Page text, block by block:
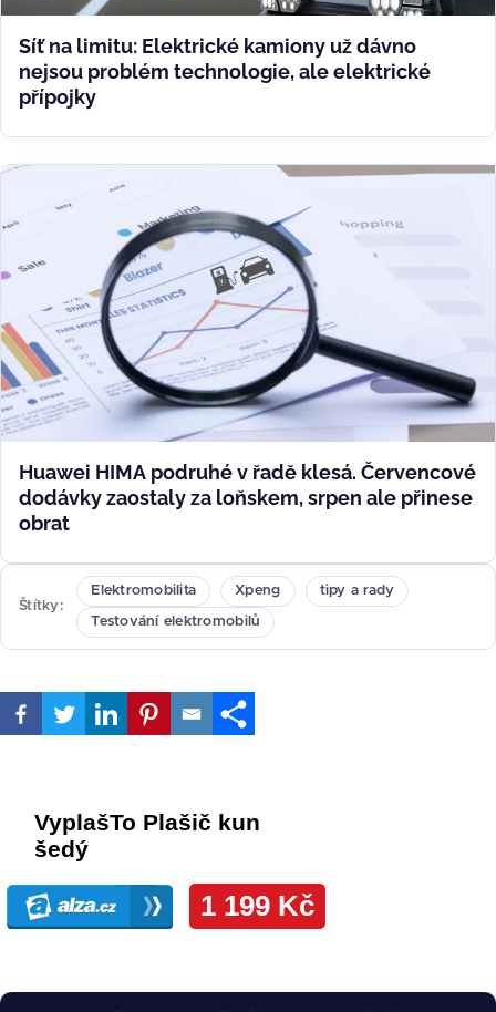
Síť na limitu: Elektrické kamiony už dávno
nejsou problém technologie, ale elektrické
přípojky
Huawei HIMA podruhé v řadě klesá. Červencové
dodávky zaostaly za loňskem, srpen ale přinese
obrat
Štítky
Elektromobilita Xpeng tipy a rady
Testování elektromobilů
Obrázek